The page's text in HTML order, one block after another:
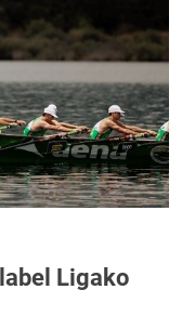
Ligako